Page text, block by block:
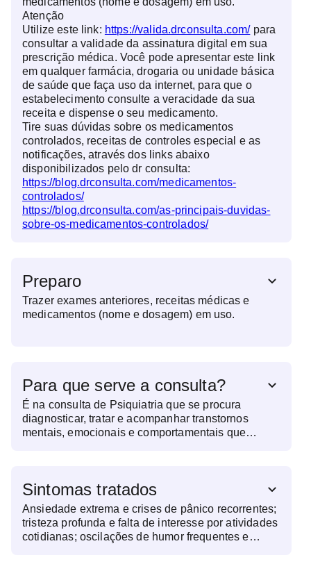
Atenção
Utilize este link: https://valida.drconsulta.com/para
consultar a validade da assinatura digital em sua
prescrição médica. Você pode apresentar este link
em qualquer farmácia, drogaria ou unidade básica
de saúde que faça uso da internet, para que o
estabelecimento consulte a veracidade da sua
receita e dispense o seu medicamento.
Tire suas dúvidas sobre os medicamentos
controlados, receitas de controles especial e as
notificações, através dos links abaixo
disponibilizados pelo dr consulta:
https://blog.drconsulta.com/medicamentos-
controlados/
https://blog.drconsulta.com/as-principais-duvidas-
sobre-os-medicamentos-controlados/
Preparo
Trazer exames anteriores, receitas médicas e
medicamentos (nome e dosagem) em uso.
Para que serve a consulta?
É na consulta de Psiquiatria que se procura
diagnosticar, tratar e acompanhar transtornos
mentais, emocionais e comportamentais que
necessário, auxiliando no controle das condições.
O acompanhamento psicológico regular é
fundamental para ajustar o tratamento conforme a
resposta de cada paciente e promover um
equilíbrio mental sustentável.
Sintomas tratados
Ansiedade extrema e crises de pânico recorrentes;
tristeza profunda e falta de interesse por atividades
cotidianas; oscilações de humor frequentes e